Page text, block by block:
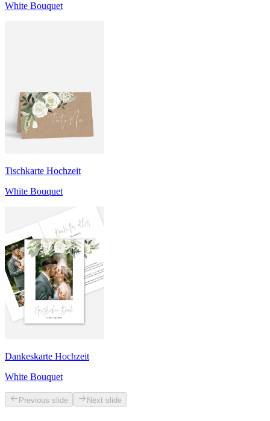
White Bouquet
Tischkarte Hochzeit
White Bouquet
Dankeskarte Hochzeit
White Bouquet
Previous slide Next slide